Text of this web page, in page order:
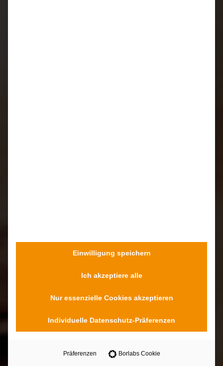
Einwilligung speichern
Ich akzeptiere alle
Nur essenzielle Cookies akzeptieren
Individuelle Datenschutz-Präferenzen
Präferenzen Borlabs Cookie